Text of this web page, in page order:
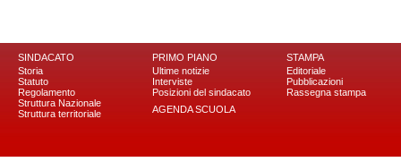
SINDACATO
Storia
Statuto
Regolamento
Struttura Nazionale
Struttura territoriale
PRIMO PIANO
Ultime notizie
Interviste
Posizioni del sindacato
AGENDA SCUOLA
STAMPA
Editoriale
Pubblicazioni
Rassegna stampa